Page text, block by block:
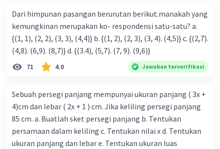
Dari himpunan pasangan berurutan berikut.manakah yang
kemungkinan merupakan ko- respondensi satu-satu? a.
{(1, 1), (2, 2), (3, 3), (4,4)} b. {(1, 2), (2, 3), (3, 4). (4,5)} c. {(2,7).
(4,8). (6,9). (8,7)} d. {(3.4), (5,7). (7, 9). (9,6)}
71 4.0 Jawaban terverifikasi
Sebuah persegi panjang mempunyai ukuran panjang ( 3x +
4)cm dan lebar ( 2x + 1 ) cm. Jika keliling persegi panjang
85 cm. a. Buatlah sket persegi panjang b. Tentukan
persamaan dalam keliling c. Tentukan nilai x d. Tentukan
ukuran panjang dan lebar e. Tentukan ukuran luas